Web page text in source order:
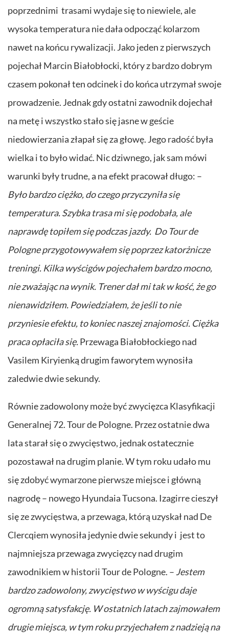
poprzednimi trasami wydaje się to niewiele, ale
wysoka temperatura nie dała odpocząć kolarzom
nawet na końcu rywalizacji. Jako jeden z pierwszych
pojechał Marcin Białobłocki, który z bardzo dobrym
czasem pokonał ten odcinek i do końca utrzymał swoje
prowadzenie. Jednak gdy ostatni zawodnik dojechał
na metę i wszystko stało się jasne w geście
niedowierzania złapał się za głowę. Jego radość była
wielka i to było widać. Nic dziwnego, jak sam mówi
warunki były trudne, a na efekt pracował długo: –
Było bardzo ciężko, do czego przyczyniła się
temperatura. Szybka trasa mi się podobała, ale
naprawdę topiłem się podczas jazdy. Do Tour de
Pologne przygotowywałem się poprzez katorżnicze
treningi. Kilka wyścigów pojechałem bardzo mocno,
nie zważając na wynik. Trener dał mi tak w kość, że go
nienawidziłem. Powiedziałem, że jeśli to nie
przyniesie efektu, to koniec naszej znajomości. Ciężka
praca opłaciła się.Przewaga Białobłockiego nad
Vasilem Kiryienką drugim faworytem wynosiła
zaledwie dwie sekundy.
Równie zadowolony może być zwycięzca Klasyfikacji
Generalnej 72. Tour de Pologne. Przez ostatnie dwa
lata starał się o zwycięstwo, jednak ostatecznie
pozostawał na drugim planie. W tym roku udało mu
się zdobyć wymarzone pierwsze miejsce i główną
nagrodę – nowego Hyundaia Tucsona. Izagirre cieszył
się ze zwycięstwa, a przewaga, którą uzyskał nad De
Clercqiem wynosiła jedynie dwie sekundy i jest to
najmniejsza przewaga zwycięzcy nad drugim
zawodnikiem w historii Tour de Pologne. – Jestem
bardzo zadowolony, zwycięstwo w wyścigu daje
ogromną satysfakcję. W ostatnich latach zajmowałem
drugie miejsca, w tym roku przyjechałem z nadzieją na